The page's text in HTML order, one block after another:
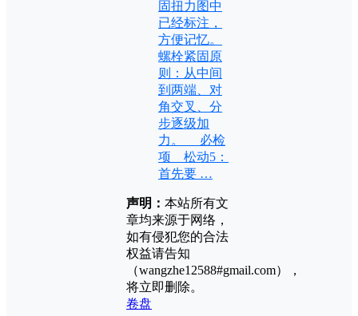
固扭力图中
已经标注，
方便记忆。
螺栓紧固原
则：从中间
到两端、对
角交叉、分
步逐级加
力。 必检
项 松动5：
首先要 …
声明： 本站所有文
章均来源于网络，
如有侵犯您的合法
权益请告知
（wangzhe12588#gmail.com），
将立即删除。
卷盘